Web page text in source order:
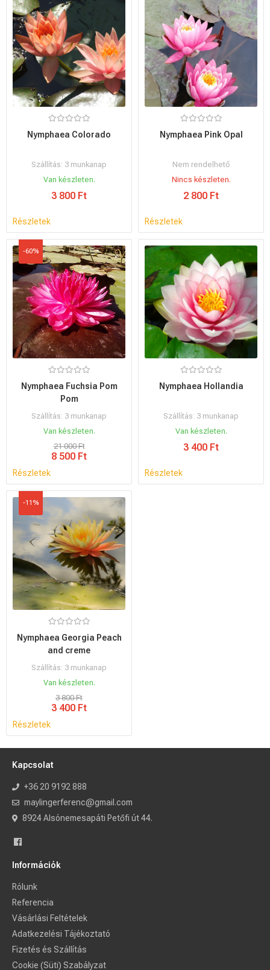
Nymphaea Colorado
Szállítás: 3 munkanap
Van készleten.
3 800 Ft
Részletek
Nymphaea Pink Opal
Nem rendelhető
Nincs készleten.
2 800 Ft
Részletek
Nymphaea Fuchsia Pom
Pom
Szállítás: 3 munkanap
Van készleten.
-60%
21 000 Ft
8 500 Ft
Részletek
Nymphaea Hollandia
Szállítás: 3 munkanap
Van készleten.
3 400 Ft
Részletek
Nymphaea Georgia Peach
and creme
Szállítás: 3 munkanap
Van készleten.
-11%
3 800 Ft
3 400 Ft
Részletek
Kapcsolat
+36 20 9192 888
maylingerferenc@gmail.com
8924 Alsónemesapáti Petőfi út 44.
Információk
Rólunk
Referencia
Vásárlási Feltételek
Adatkezelési Tájékoztató
Fizetés és Szállítás
Cookie (Süti) Szabályzat